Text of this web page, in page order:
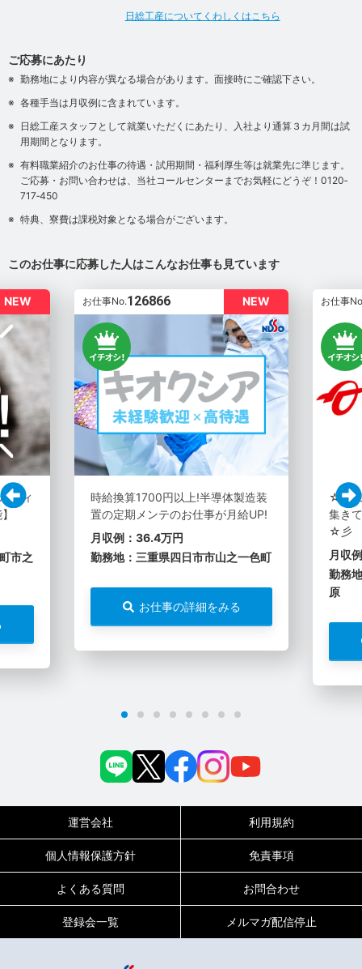
0120-717-450
平日9:00～19:00（土日祝は18:00まで）
日総工産についてくわしくはこちら
ご応募にあたり
勤務地により内容が異なる場合があります。面接時にご確認下さい。
各種手当は月収例に含まれています。
日総工産スタッフとして就業いただくにあたり、入社より通算３カ月間は試
用期間となります。
有料職業紹介のお仕事の待遇・試用期間・福利厚生等は就業先に準じます。
ご応募・お問い合わせは、当社コールセンターまでお気軽にどうぞ！0120‐
717‐450
特典、寮費は課税対象となる場合がございます。
このお仕事に応募した人はこんなお仕事も見ています
NEW
ディ
市之
NEW
お仕事No.126866
時給換算1700円以上!半導体製造装
置の定期メンテのお仕事が月給UP!
月収例：36.4万円
勤務地：三重県四日市市山之一色町
お仕事の詳細をみる
お仕事
☆彡
集き
☆彡
月収
勤務
原
運営会社 利用規約
個人情報保護方針 免責事項
よくある質問 お問合わせ
登録会一覧 メルマガ配信停止